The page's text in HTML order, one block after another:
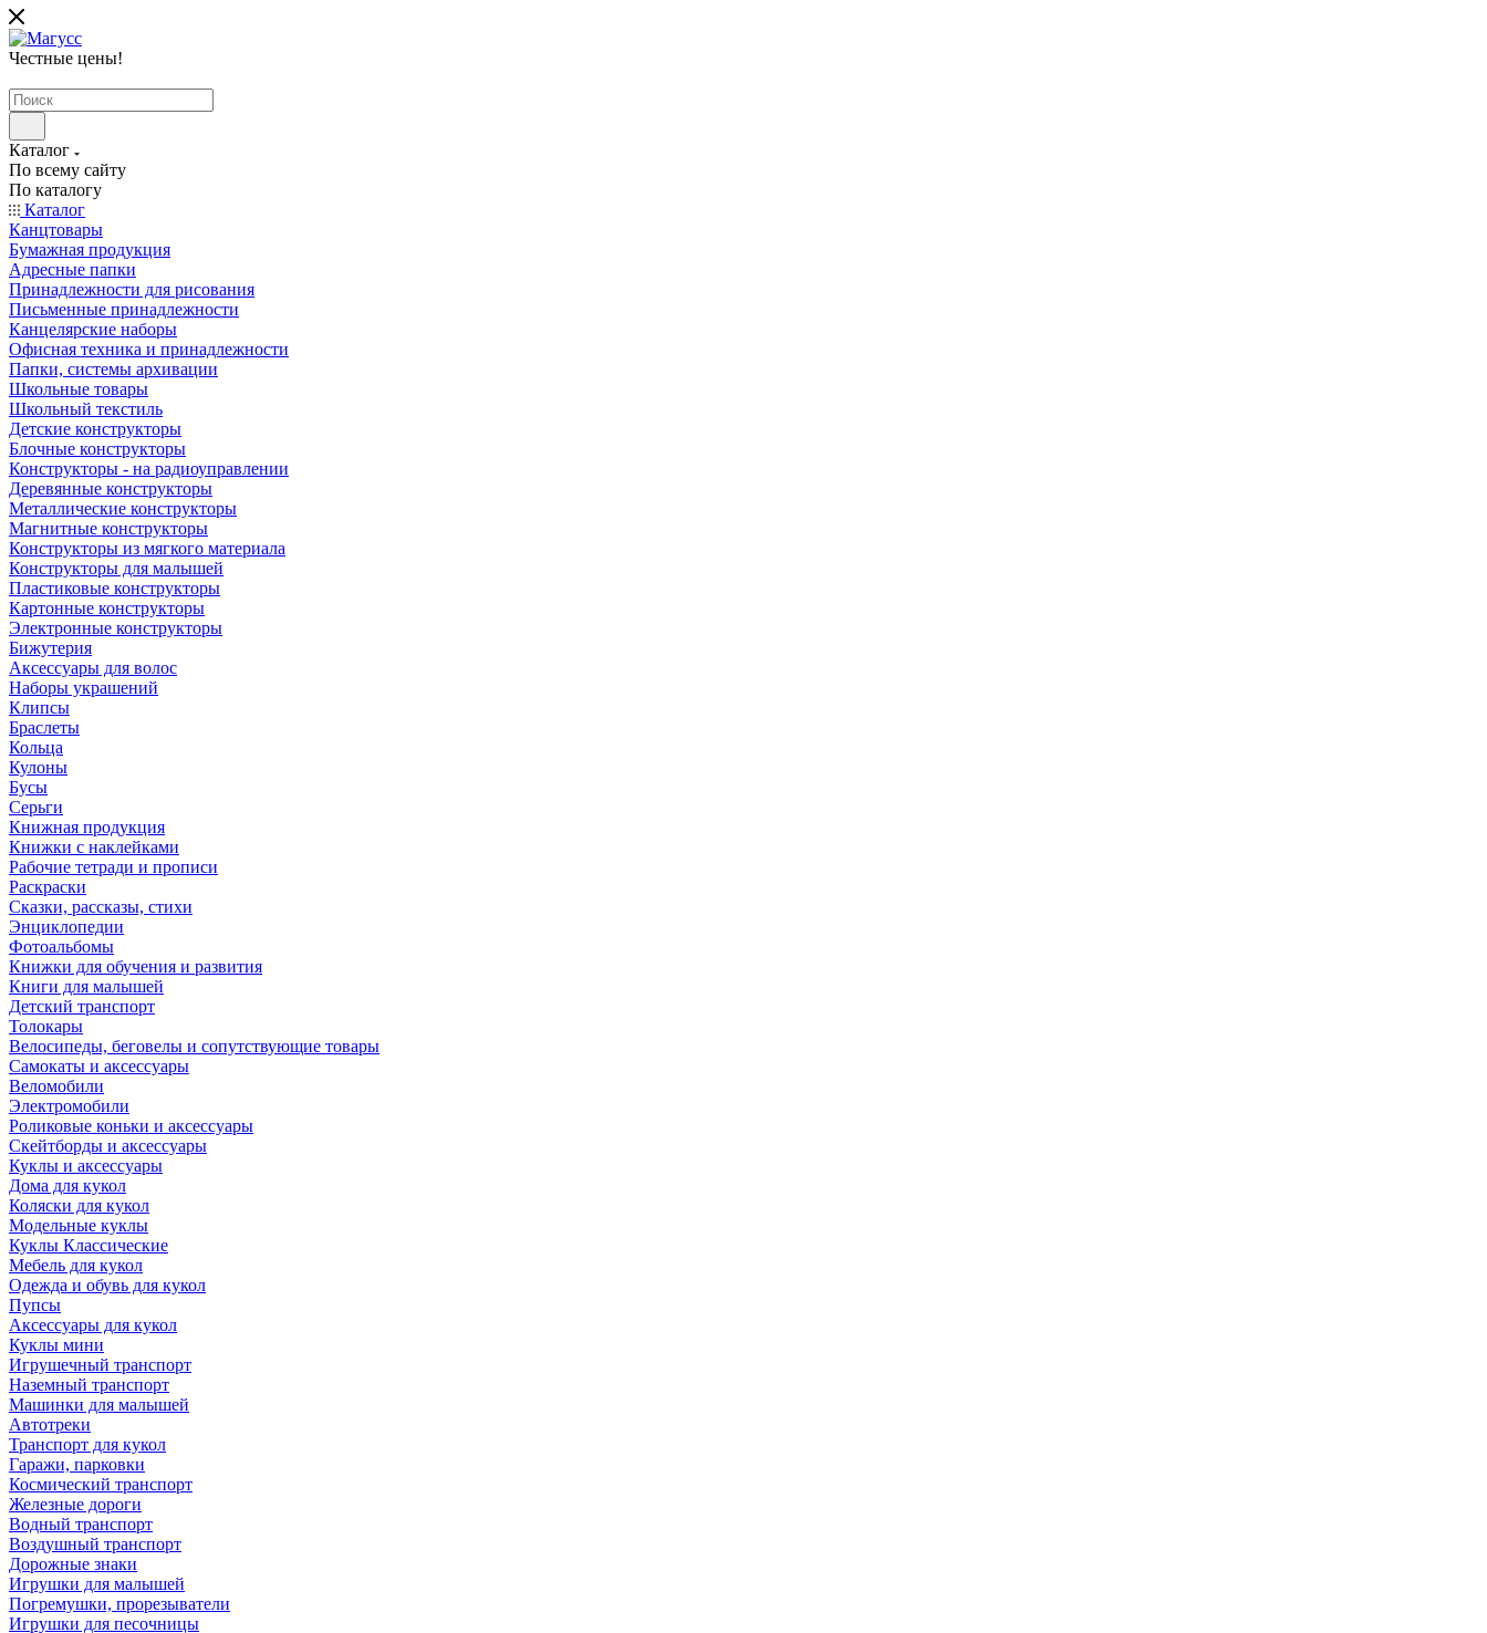
Честные цены!
Каталог
По всему сайту
По каталогу
Каталог
Канцтовары
Бумажная продукция
Адресные папки
Принадлежности для рисования
Письменные принадлежности
Канцелярские наборы
Офисная техника и принадлежности
Папки, системы архивации
Школьные товары
Школьный текстиль
Детские конструкторы
Блочные конструкторы
Конструкторы - на радиоуправлении
Деревянные конструкторы
Металлические конструкторы
Магнитные конструкторы
Конструкторы из мягкого материала
Конструкторы для малышей
Пластиковые конструкторы
Картонные конструкторы
Электронные конструкторы
Бижутерия
Аксессуары для волос
Наборы украшений
Клипсы
Браслеты
Кольца
Кулоны
Бусы
Серьги
Книжная продукция
Книжки с наклейками
Рабочие тетради и прописи
Раскраски
Сказки, рассказы, стихи
Энциклопедии
Фотоальбомы
Книжки для обучения и развития
Книги для малышей
Детский транспорт
Толокары
Велосипеды, беговелы и сопутствующие товары
Самокаты и аксессуары
Веломобили
Электромобили
Роликовые коньки и аксессуары
Скейтборды и аксессуары
Куклы и аксессуары
Дома для кукол
Коляски для кукол
Модельные куклы
Куклы Классические
Мебель для кукол
Одежда и обувь для кукол
Пупсы
Аксессуары для кукол
Куклы мини
Игрушечный транспорт
Наземный транспорт
Машинки для малышей
Автотреки
Транспорт для кукол
Гаражи, парковки
Космический транспорт
Железные дороги
Водный транспорт
Воздушный транспорт
Дорожные знаки
Игрушки для малышей
Погремушки, прорезыватели
Игрушки для песочницы